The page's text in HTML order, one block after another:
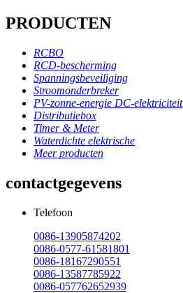
PRODUCTEN
RCBO
RCD-bescherming
Spanningsbeveiliging
Stroomonderbreker
PV-zonne-energie DC-elektriciteit
Distributiebox
Timer & Meter
Waterdichte elektrische
Meer producten
contactgegevens
Telefoon
0086-13905874202
0086-0577-61581801
0086-18167290551
0086-13587785922
0086-057762652939